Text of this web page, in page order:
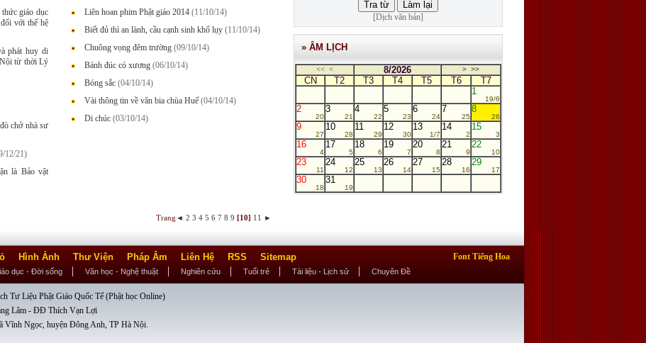
giáo dục
với thế hệ
phát huy di
Nội từ thời Lý
chở nhà sư
12/21)
là Bảo vật
Liên hoan phim Phật giáo 2014 (11/10/14)
Biết đủ thì an lành, cầu cạnh sinh khổ lụy (11/10/14)
Chuông vọng đêm trường (09/10/14)
Bánh đúc có xương (06/10/14)
Bóng sắc (04/10/14)
Vài thông tin về văn bia chùa Huế (04/10/14)
Di chúc (03/10/14)
Trang ◄ 2 3 4 5 6 7 8 9 [10] 11 ►
[Dịch văn bản]
» ÂM LỊCH
<< < 8/2026 > >>
CN T2 T3 T4 T5 T6
T7
1
19/6
2
20
3
21
4
22
5
23
6
24
7
25
8
26
9
27
10
28
11
29
12
30
13
1/7
14
2
15
3
16
4
17
5
18
6
19
7
20
8
21
9
22
10
23
11
24
12
25
13
26
14
27
15
28
16
29
17
30
18
31
19
Hình Ảnh Thư Viện Pháp Âm Liên Hệ RSS Sitemap Font Tiếng Hoa
dục - Đời sống Văn học - Nghệ thuật Nghiên cứu Tuổi trẻ Tài liệu - Lịch sử Chuyên Đề
Tư Liệu Phật Giáo Quốc Tế (Phật học Online)
Lâm - ĐĐ Thích Vạn Lợi
Vĩnh Ngọc, huyện Đông Anh, TP Hà Nội.